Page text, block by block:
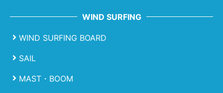
WIND SURFING
WIND SURFING BOARD
SAIL
MAST・BOOM